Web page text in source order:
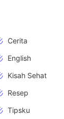
Cerita
English
Kisah Sehat
Resep
Tipsku